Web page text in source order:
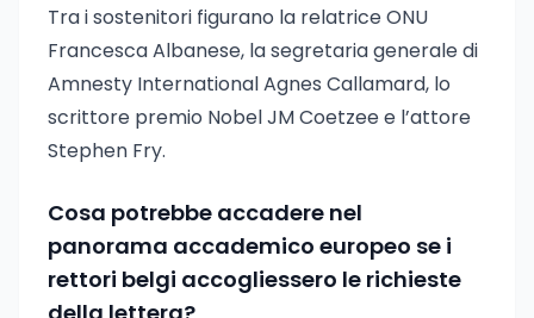
Tra i sostenitori figurano la relatrice ONU
Francesca Albanese, la segretaria generale di
Amnesty International Agnes Callamard, lo
scrittore premio Nobel JM Coetzee e l’attore
Stephen Fry.
Cosa potrebbe accadere nel
panorama accademico europeo se i
rettori belgi accogliessero le richieste